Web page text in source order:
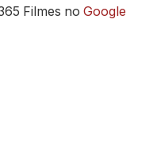
Filmes no Google